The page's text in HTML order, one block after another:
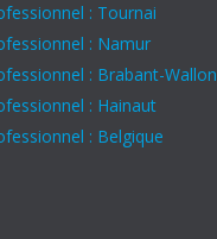
: Tournai
: Namur
: Brabant-Wallon
: Hainaut
: Belgique